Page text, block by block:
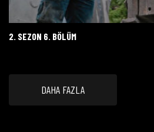
2. SEZON 6. BÖLÜM
DAHA FAZLA